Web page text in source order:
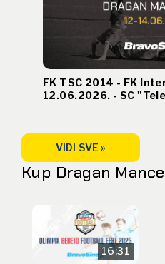
FK TSC 2014 - FK
12.06.2026. - SC
VIDI SVE »
Kup Dragan
16:31